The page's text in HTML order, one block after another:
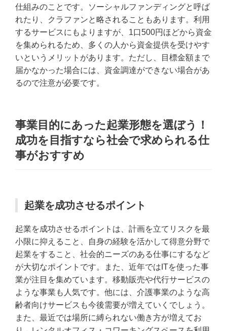
仕組みのことです。ソーシャルファンディングと呼ば
れたり、クラファンと略されることもあります。利用
するサービスにもよりますが、1口500円ほどから資金
を集められるため、多くの人から資金提供を受けやす
いというメリットがあります。ただし、目標金額まで
届かなかった場合には、資金調達ができない場合があ
るので注意が必要です。
事業目的にあった起業形態を選ぼう！
成功を目指すなら社会で求められる仕
事がおすすめ
起業を成功させるポイント
起業を成功させるポイントは、計画を立てリスクを最
小限に抑えること、自身の経験を活かして得意分野で
起業をすること、社会的ニーズのある仕事にするなど
が大切なポイントです。また、近年ではITを使った事
業が注目を集めています。移動販売や代行サービスの
ような事業も人気です。他には、介護事業のような高
齢者向けサービスも今後需要が増えていくでしょう。
また、最近では場所に縛られない働き方が増えてお